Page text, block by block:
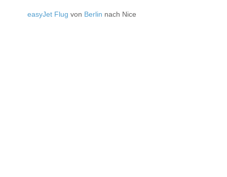
easyJet Flug von Berlin nach Nice